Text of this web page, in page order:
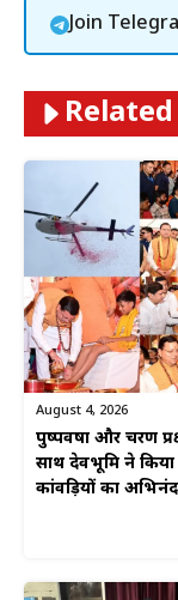
Join
August 4, 2026
पुष्पवर्षा और चरण
साथ देवभूमि ने
कांवड़ियों का